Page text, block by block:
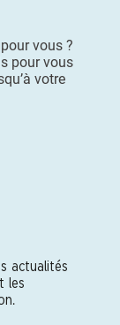
vous ?
pour vous
votre
actualités
les